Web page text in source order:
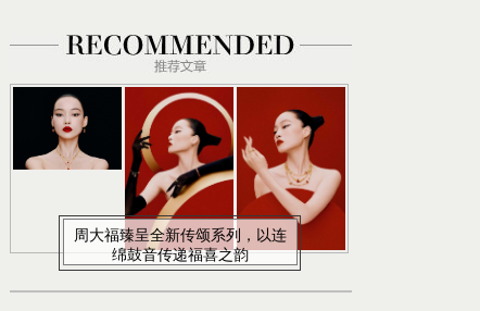
周大福臻呈全新传颂系列，以连
绵鼓音传递福喜之韵